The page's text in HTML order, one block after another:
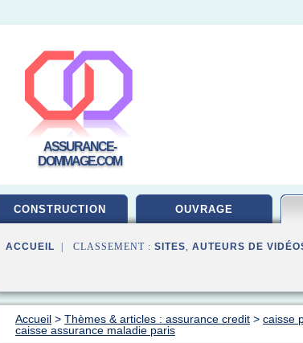
ASSURANCE-
DOMMAGE.COM
CONSTRUCTION OUVRAGE
ACCUEIL | CLASSEMENT : SITES, AUTEURS DE
Accueil > Thèmes & articles : assurance credit > caisse
caisse assurance maladie paris